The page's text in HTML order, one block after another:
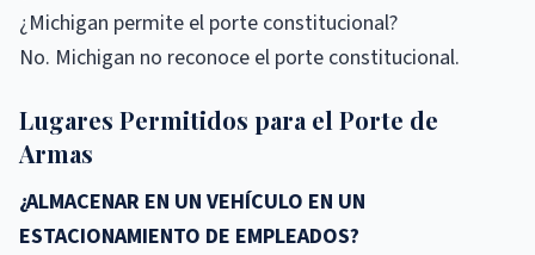
¿Michigan permite el porte constitucional?
No. Michigan no reconoce el porte constitucional.
Lugares Permitidos para el Porte de
Armas
¿ALMACENAR EN UN VEHÍCULO EN UN
ESTACIONAMIENTO DE EMPLEADOS?